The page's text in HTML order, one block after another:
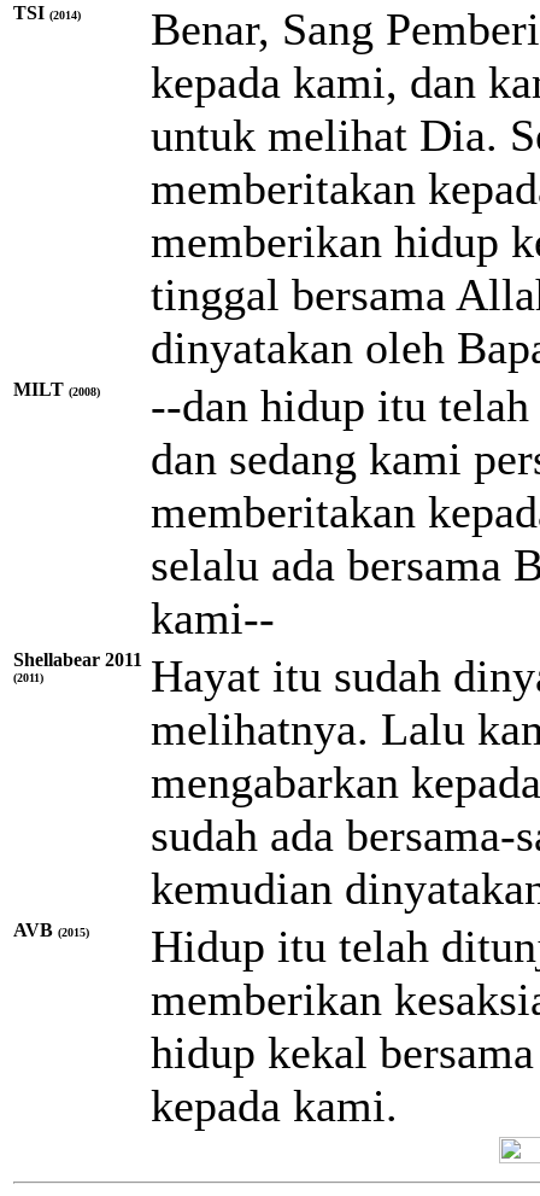
TSI (2014)
Benar, Sang
kepada kami, dan
untuk melihat Dia.
memberitakan
memberikan hidup
tinggal bersama
dinyatakan oleh
MILT (2008)
--dan hidup itu
dan sedang kami
memberitakan
selalu ada bersama
kami--
Shellabear 2011
(2011)
Hayat itu sudah
melihatnya. Lalu
mengabarkan
sudah ada bersama-
kemudian
AVB (2015)
Hidup itu telah
memberikan
hidup kekal
kepada kami.